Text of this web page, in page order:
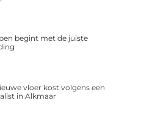
begint met de juiste
vloer kost volgens een
in Alkmaar